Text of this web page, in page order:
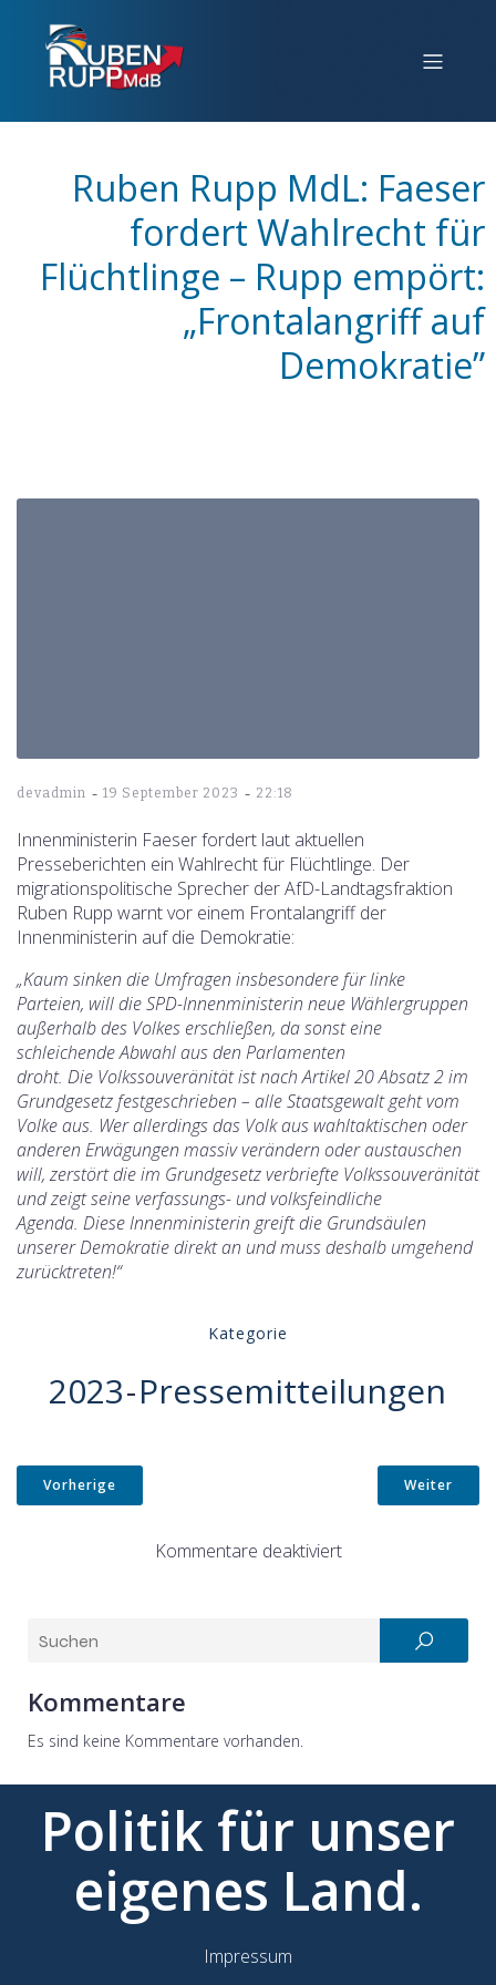
Ruben Rupp MdL: Faeser
fordert Wahlrecht für
Flüchtlinge – Rupp empört:
„Frontalangriff auf
Demokratie”
devadmin - 19 September 2023 - 22:18
Innenministerin Faeser fordert laut aktuellen
Presseberichten ein Wahlrecht für Flüchtlinge. Der
migrationspolitische Sprecher der AfD-Landtagsfraktion
Ruben Rupp warnt vor einem Frontalangriff der
Innenministerin auf die Demokratie:
„Kaum sinken die Umfragen insbesondere für linke
Parteien, will die SPD-Innenministerin neue Wählergruppen
außerhalb des Volkes erschließen, da sonst eine
schleichende Abwahl aus den Parlamenten
droht. Die Volkssouveränität ist nach Artikel 20 Absatz 2 im
Grundgesetz festgeschrieben – alle Staatsgewalt geht vom
Volke aus. Wer allerdings das Volk aus wahltaktischen oder
anderen Erwägungen massiv verändern oder austauschen
will, zerstört die im Grundgesetz verbriefte Volkssouveränität
und zeigt seine verfassungs- und volksfeindliche
Agenda. Diese Innenministerin greift die Grundsäulen
unserer Demokratie direkt an und muss deshalb umgehend
zurücktreten!“
Kategorie
2023-Pressemitteilungen
Vorherige Weiter
Kommentare deaktiviert
Kommentare
Es sind keine Kommentare vorhanden.
Politik für unser
eigenes Land.
Impressum